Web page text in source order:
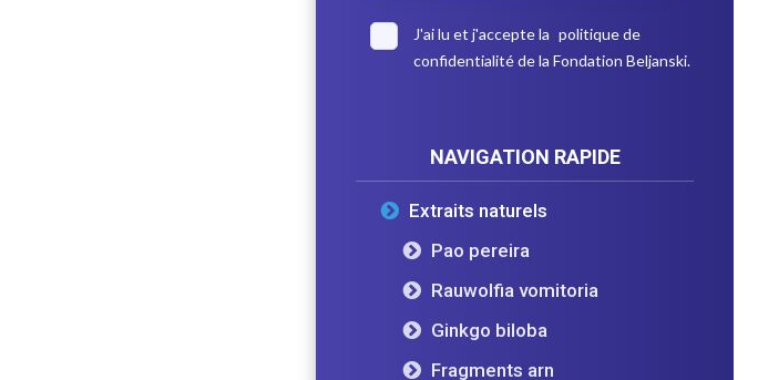
J'ai lu et j'accepte la politique de
confidentialitéde la Fondation Beljanski.
NAVIGATION RAPIDE
Extraits naturels
Pao pereira
Rauwolfia vomitoria
Ginkgo biloba
Fragments arn